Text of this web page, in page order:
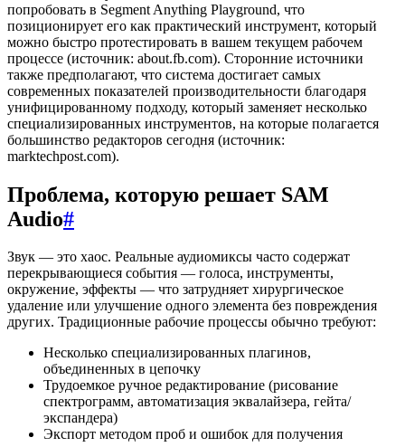
попробовать в Segment Anything Playground, что
позиционирует его как практический инструмент, который
можно быстро протестировать в вашем текущем рабочем
процессе (источник: about.fb.com). Сторонние источники
также предполагают, что система достигает самых
современных показателей производительности благодаря
унифицированному подходу, который заменяет несколько
специализированных инструментов, на которые полагается
большинство редакторов сегодня (источник:
marktechpost.com).
Проблема, которую решает SAM
Audio#
Звук — это хаос. Реальные аудиомиксы часто содержат
перекрывающиеся события — голоса, инструменты,
окружение, эффекты — что затрудняет хирургическое
удаление или улучшение одного элемента без повреждения
других. Традиционные рабочие процессы обычно требуют:
Несколько специализированных плагинов,
объединенных в цепочку
Трудоемкое ручное редактирование (рисование
спектрограмм, автоматизация эквалайзера, гейта/
экспандера)
Экспорт методом проб и ошибок для получения